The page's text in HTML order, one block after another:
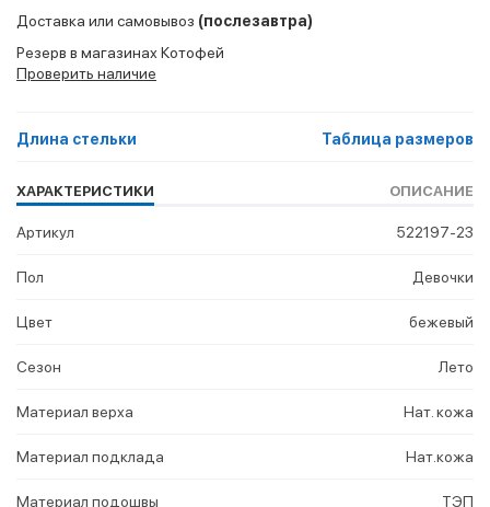
Доставка или самовывоз (послезавтра)
Резерв в магазинах Котофей
Проверить наличие
Длина стельки Таблица размеров
ХАРАКТЕРИСТИКИ ОПИСАНИЕ
Артикул 522197-23
Пол Девочки
Цвет бежевый
Сезон Лето
Материал верха Нат. кожа
Материал подклада Нат.кожа
Материал подошвы ТЭП